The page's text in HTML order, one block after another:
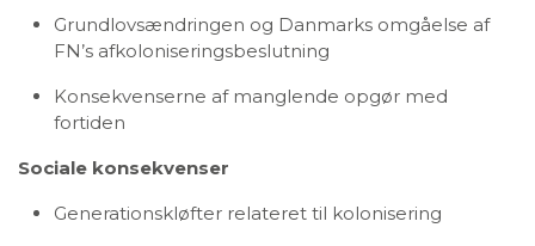
Grundlovsændringen og Danmarks omgåelse af
FN’s afkoloniseringsbeslutning
Konsekvenserne af manglende opgør med
fortiden
Sociale konsekvenser
Generationskløfter relateret til kolonisering